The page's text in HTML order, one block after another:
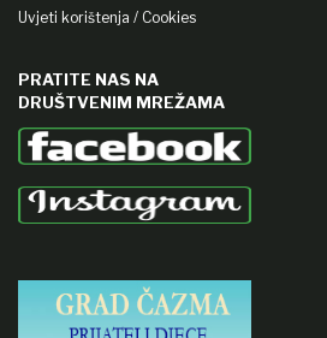
Uvjeti korištenja / Cookies
PRATITE NAS NA
DRUŠTVENIM MREŽAMA